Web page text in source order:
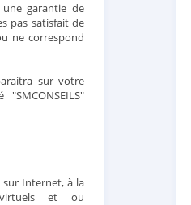
garantie de
pas satisfait de
ne correspond
sur votre
Internet, à la
et ou